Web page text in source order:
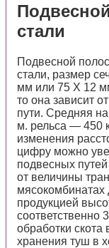
стали
Подвесной
стали, размер
мм или 75 Х 12
то она зависит
пути. Средняя
м. рельса — 450
изменения
цифру можно
подвесных
от величины
продукцией
соответственно
обработки
хранения туш в